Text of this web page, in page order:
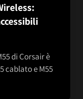
di Corsair è
cablato e M55